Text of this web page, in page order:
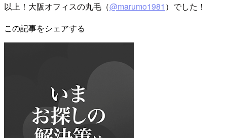
以上！大阪オフィスの丸毛（@marumo1981 ）でした！
この記事をシェアする